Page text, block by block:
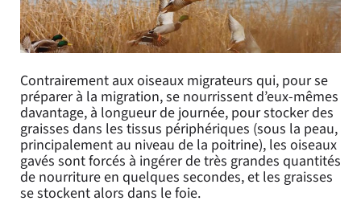
Contrairement aux oiseaux migrateurs qui, pour se
préparer à la migration, se nourrissent d’eux-mêmes
davantage, à longueur de journée, pour stocker des
graisses dans les tissus périphériques (sous la peau,
principalement au niveau de la poitrine), les oiseaux
gavés sont forcés à ingérer de très grandes quantités
de nourriture en quelques secondes, et les graisses
se stockent alors dans le foie.